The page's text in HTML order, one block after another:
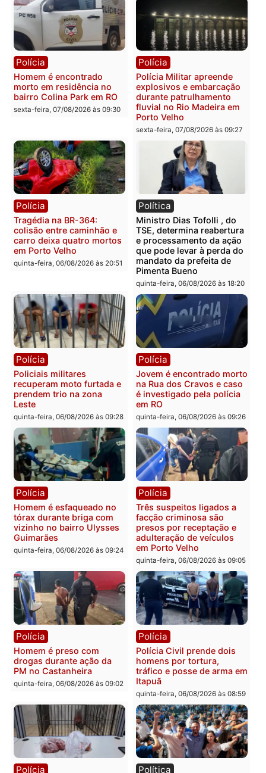
2 MILHÕES – Unnesa
apresenta documentos
que comprovam
transparência e legalidade
na operação alvo da PF
sexta-feira, 07/08/2026 às 12:24
Polícia Federal apreende
400 quilos de drogas e
prende motorista em RO
sexta-feira, 07/08/2026 às
Polícia
Casal é preso pela PRF
com mais de 72 quilos de
mercúrio escondidos em
estepe em Porto Velho
sexta-feira, 07/08/2026 às 09:38
Polícia
Polícia Civil deflagra
operação contra facção
criminosa que atacava
provedores de internet
Rondônia
sexta-feira, 07/08/2026 às
Polícia
Homem é encontrado
morto em residência no
bairro Colina Park em RO
sexta-feira, 07/08/2026 às 09:30
Polícia
Polícia Militar apreende
explosivos e
durante patrulhamento
fluvial no Rio Madeira em
Porto Velho
sexta-feira, 07/08/2026 às
Polícia
Tragédia na BR-364:
colisão entre caminhão e
carro deixa quatro mortos
em Porto Velho
quinta-feira, 06/08/2026 às 20:51
Política
Ministro Dias Tofolli , do
TSE, determina
e processamento da
que pode levar à perda
mandato da prefeita de
Pimenta Bueno
quinta-feira, 06/08/2026 às
Polícia
Policiais militares
recuperam moto furtada e
prendem trio na zona
Leste
quinta-feira, 06/08/2026 às 09:28
Polícia
Jovem é encontrado
na Rua dos Cravos e
é investigado pela
em RO
quinta-feira, 06/08/2026 às